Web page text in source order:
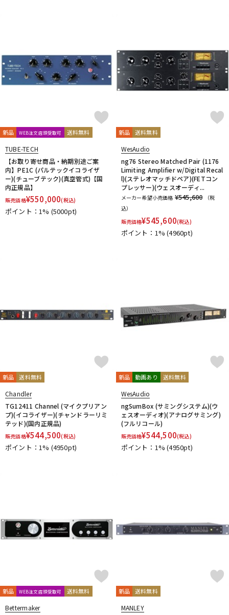
新品 WEB注文店頭受取可 送料無料
TUBE-TECH
【お取り寄せ商品・納期別途ご案
内】PE1C (パルテックイコライザ
ー)(チューブテック)(真空管式)【国
内正規品】
販売価格¥550,000(税込)
ポイント：1% (5000pt)
新品 送料無料
WesAudio
ng76 Stereo Matched Pair (1176
Limiting Amplifier w/Digital Recal
l)(ステレオマッチドペア)(FETコン
プレッサー)(ウェスオーディ...
メーカー希望小売価格 ¥545,600
（税
込）
販売価格¥545,600(税込)
ポイント：1%(4960pt)
新品 送料無料
Chandler
TG12411 Channel (マイクプリアン
プ)(イコライザー)(チャンドラーリミ
テッド)(国内正規品)
販売価格¥544,500(税込)
ポイント：1% (4950pt)
新品 動画あり 送料無料
WesAudio
ngSumBox (サミングシステム)(ウ
ェスオーディオ)(アナログサミング)
(フルリコール)
販売価格¥544,500(税込)
ポイント：1%(4950pt)
新品 WEB注文店頭受取可 送料無料
Bettermaker
新品 送料無料
MANLEY